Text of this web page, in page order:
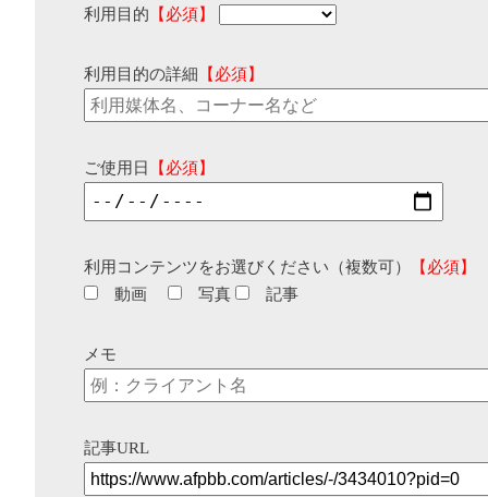
利用目的 【必須】
利用目的の詳細 【必須】
ご使用日 【必須】
利用コンテンツをお選びください（複数可）
【必須】
動画
写真 記事
メモ
記事URL